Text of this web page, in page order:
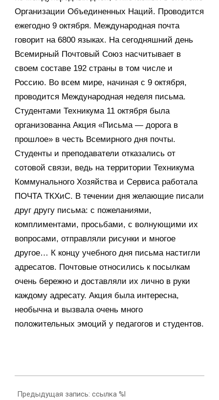
Организации Объединенных Наций. Проводится
ежегодно 9 октября. Международная почта
говорит на 6800 языках. На сегодняшний день
Всемирный Почтовый Союз насчитывает в
своем составе 192 страны в том числе и
Россию. Во всем мире, начиная с 9 октября,
проводится Международная неделя письма.
Студентами Техникума 11 октября была
организованна Акция «Письма — дорога в
прошлое» в честь Всемирного дня почты.
Студенты и преподаватели отказались от
сотовой связи, ведь на территории Техникума
Коммунального Хозяйства и Сервиса работала
ПОЧТА ТКХиС. В течении дня желающие писали
друг другу письма: с пожеланиями,
комплиментами, просьбами, с волнующими их
вопросами, отправляли рисунки и многое
другое… К концу учебного дня письма настигли
адресатов. Почтовые относились к посылкам
очень бережно и доставляли их лично в руки
каждому адресату. Акция была интересна,
необычна и вызвала очень много
положительных эмоций у педагогов и студентов.
10-
Предыдущая запись: ссылка %l